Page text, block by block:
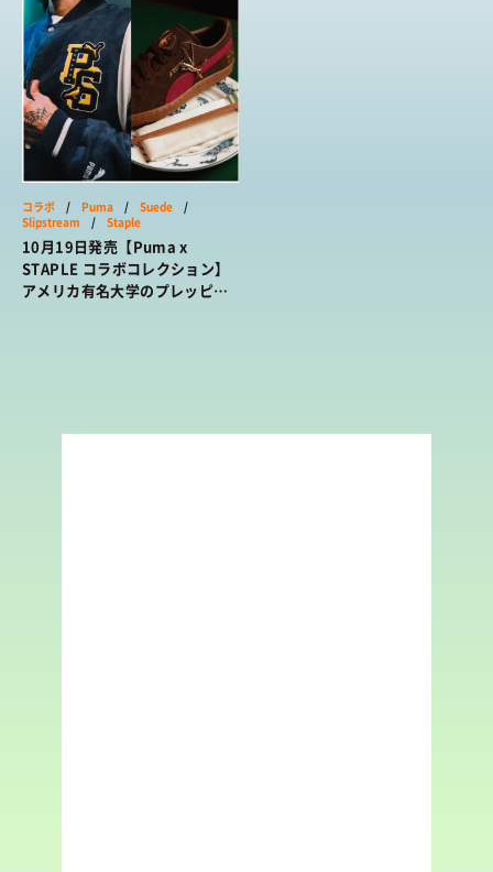
コラボ / Puma / Suede /
Slipstream / Staple
10月19日発売【Puma x
STAPLE コラボコレクション】
アメリカ有名大学のプレッピー